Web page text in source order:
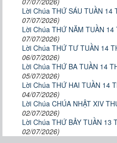
Lời Chúa THỨ SÁU TUẦN 14
07/07/2026)
Lời Chúa THỨ NĂM TUẦN 14
07/07/2026)
Lời Chúa THỨ TƯ TUẦN 14
06/07/2026)
Lời Chúa THỨ BA TUẦN 14
05/07/2026)
Lời Chúa THỨ HAI TUẦN 14
04/07/2026)
Lời Chúa CHÚA NHẬT XIV
02/07/2026)
Lời Chúa THỨ BẢY TUẦN 13
02/07/2026)